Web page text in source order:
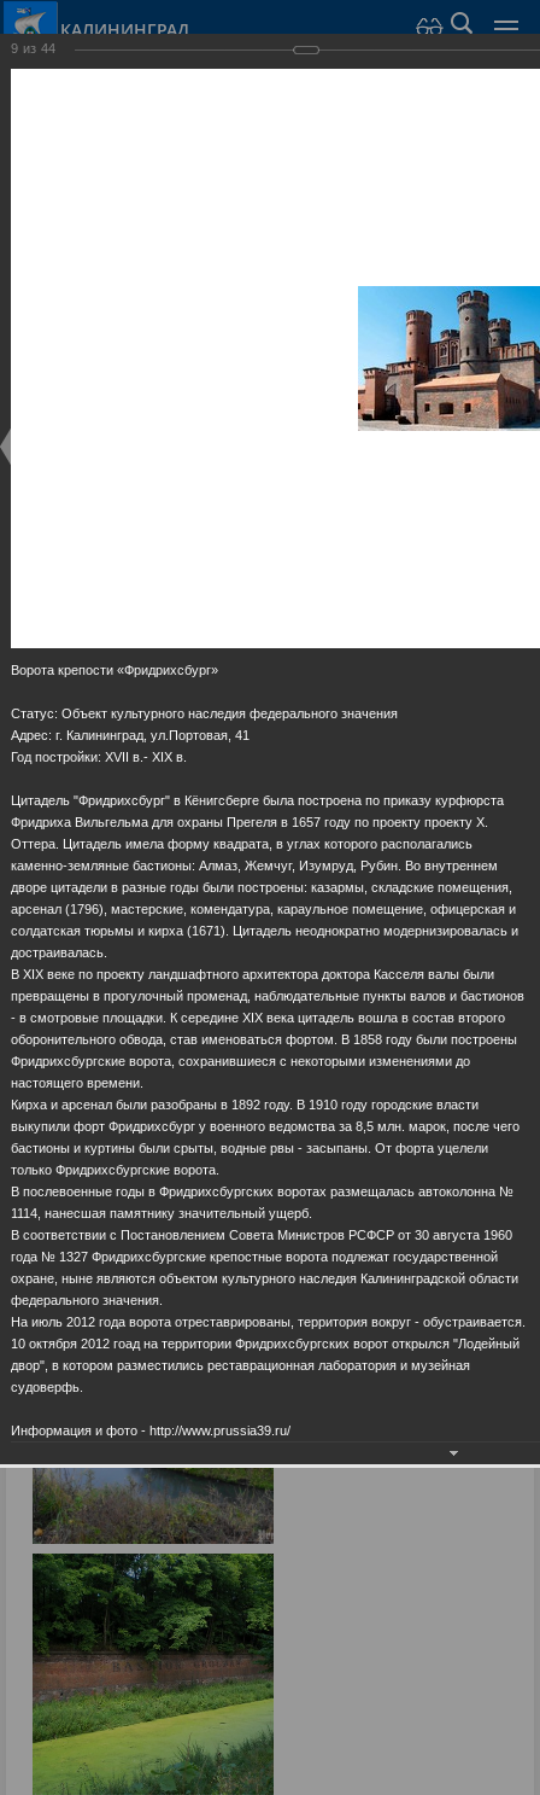
КАЛИНИНГРАД
9 из 44
Ворота крепости «Фридрихсбург»
Статус: Объект культурного наследия федерального значения
Адрес: г. Калининград, ул.Портовая, 41
Год постройки: XVII в.- XIX в.
Цитадель "Фридрихсбург" в Кёнигсберге была построена по приказу курфюрста
Фридриха Вильгельма для охраны Прегеля в 1657 году по проекту проекту X.
Оттера. Цитадель имела форму квадрата, в углах которого располагались
каменно-земляные бастионы: Алмаз, Жемчуг, Изумруд, Рубин. Во внутреннем
дворе цитадели в разные годы были построены: казармы, складские помещения,
арсенал (1796), мастерские, комендатура, караульное помещение, офицерская и
солдатская тюрьмы и кирха (1671). Цитадель неоднократно модернизировалась и
достраивалась.
В XIX веке по проекту ландшафтного архитектора доктора Касселя валы были
превращены в прогулочный променад, наблюдательные пункты валов и бастионов
- в смотровые площадки. К середине XIX века цитадель вошла в состав второго
оборонительного обвода, став именоваться фортом. В 1858 году были построены
Фридрихсбургские ворота, сохранившиеся с некоторыми изменениями до
настоящего времени.
Кирха и арсенал были разобраны в 1892 году. В 1910 году городские власти
выкупили форт Фридрихсбург у военного ведомства за 8,5 млн. марок, после чего
бастионы и куртины были срыты, водные рвы - засыпаны. От форта уцелели
только Фридрихсбургские ворота.
В послевоенные годы в Фридрихсбургских воротах размещалась автоколонна №
1114, нанесшая памятнику значительный ущерб.
В соответствии с Постановлением Совета Министров РСФСР от 30 августа 1960
года № 1327 Фридрихсбургские крепостные ворота подлежат государственной
охране, ныне являются объектом культурного наследия Калининградской области
федерального значения.
На июль 2012 года ворота отреставрированы, территория вокруг - обустраивается.
10 октября 2012 гоад на территории Фридрихсбургских ворот открылся "Лодейный
двор", в котором разместились реставрационная лаборатория и музейная
судоверфь.
Информация и фото - http://www.prussia39.ru/